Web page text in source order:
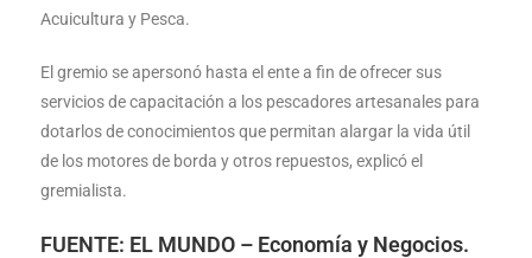
Acuicultura y Pesca.
El gremio se apersonó hasta el ente a fin de ofrecer sus
servicios de capacitación a los pescadores artesanales para
dotarlos de conocimientos que permitan alargar la vida útil
de los motores de borda y otros repuestos, explicó el
gremialista.
FUENTE: EL MUNDO – Economía y Negocios.